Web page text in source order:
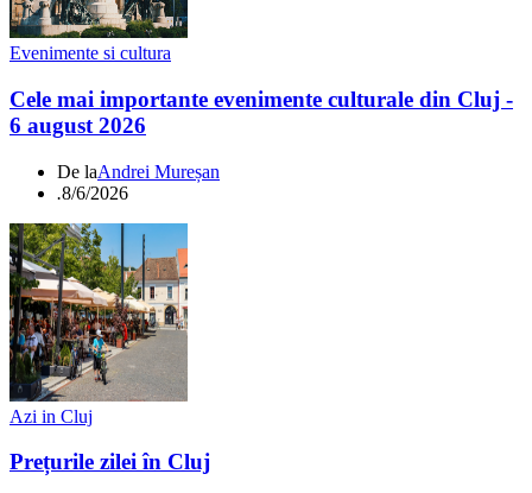
Evenimente si cultura
Cele mai importante evenimente culturale din Cluj -
6 august 2026
De laAndrei Mureșan
.8/6/2026
Azi in Cluj
Prețurile zilei în Cluj